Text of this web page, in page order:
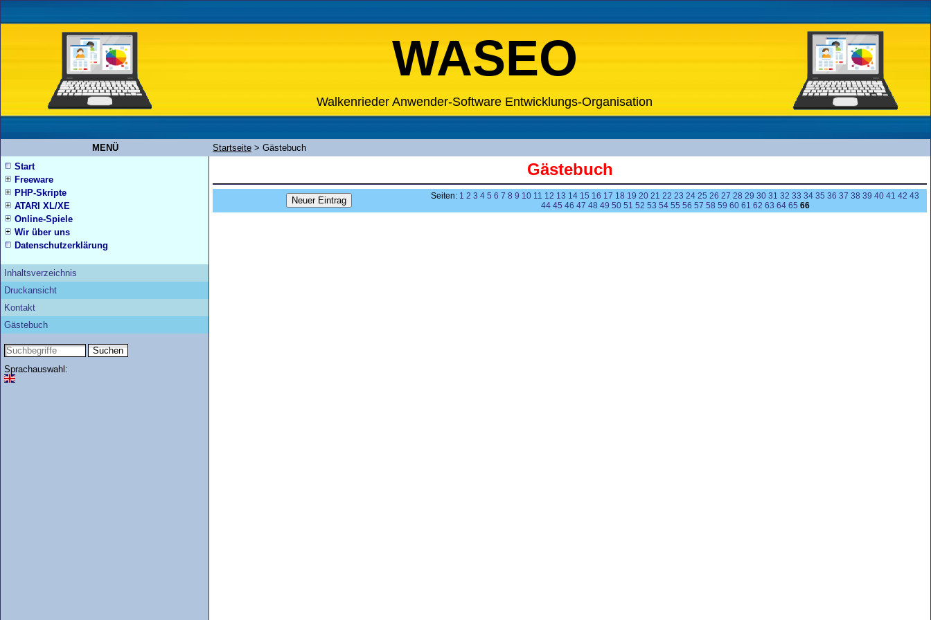
WASEO
Walkenrieder Anwender-Software Entwicklungs-Organisation
MENÜ Startseite > Gästebuch
Start
Freeware
PHP-Skripte
ATARI XL/XE
Online-Spiele
Wir über uns
Datenschutzerklärung
Inhaltsverzeichnis
Druckansicht
Kontakt
Gästebuch
Sprachauswahl:
Gästebuch
Seiten: 1 2 3 4 5 6 7 8 9 10 11 12 13 14 15 16 17 18 19 20 21 22 23 24 25 26 27 28 29 30 31 32 33 34 35 36 37 38 39 40 41 42 43
44 45 46 47 48 49 50 51 52 53 54 55 56 57 58 59 60 61 62 63 64 65 66